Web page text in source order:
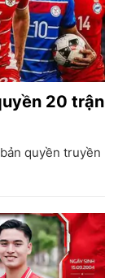
20 trận
quyền truyền